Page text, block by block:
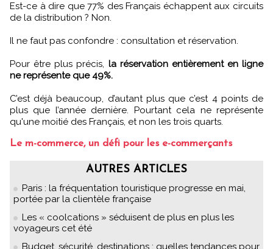
Est-ce à dire que 77% des Français échappent aux circuits
de la distribution ? Non.
Il ne faut pas confondre : consultation et réservation.
Pour être plus précis, la réservation entièrement en ligne
ne représente que 49%.
C’est déjà beaucoup, d’autant plus que c’est 4 points de
plus que l’année dernière. Pourtant cela ne représente
qu'une moitié des Français, et non les trois quarts.
Le m-commerce, un défi pour les e-commerçants
AUTRES ARTICLES
Paris : la fréquentation touristique progresse en mai,
portée par la clientèle française
Les « coolcations » séduisent de plus en plus les
voyageurs cet été
Budget, sécurité, destinations : quelles tendances pour